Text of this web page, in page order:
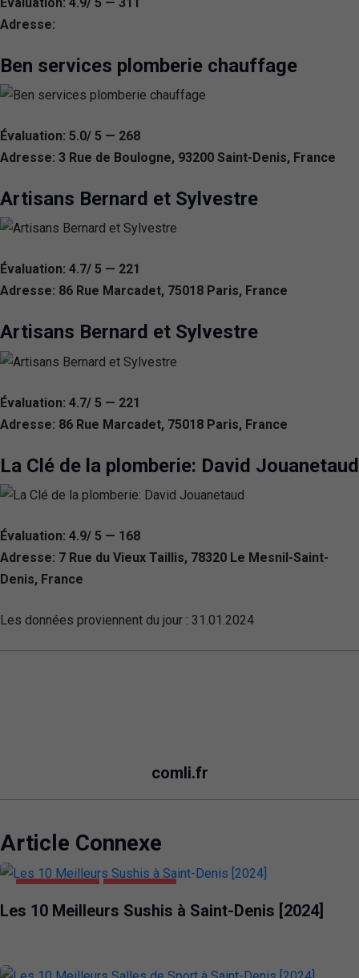
Adresse:
Ben services plomberie chauffage
Évaluation: 5.0/ 5 — 268
Adresse: 3 Rue de Boulogne, 93200 Saint-Denis, France
Artisans Bernard et Sylvestre
Évaluation: 4.7/ 5 — 221
Adresse: 86 Rue Marcadet, 75018 Paris, France
Artisans Bernard et Sylvestre
Évaluation: 4.7/ 5 — 221
Adresse: 86 Rue Marcadet, 75018 Paris, France
La Clé de la plomberie: David Jouanetaud
Évaluation: 4.9/ 5 — 168
Adresse: 7 Rue du Vieux Taillis, 78320 Le Mesnil-Saint-
Denis, France
Les données proviennent du jour : 31.01.2024
comli.fr
Article Connexe
Les 10 Meilleurs Sushis à Saint-Denis [2024]